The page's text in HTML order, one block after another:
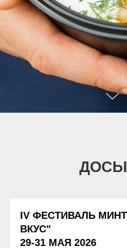
IV ФЕСТИВАЛЬ
ВКУС"
29-31 МАЯ 2026